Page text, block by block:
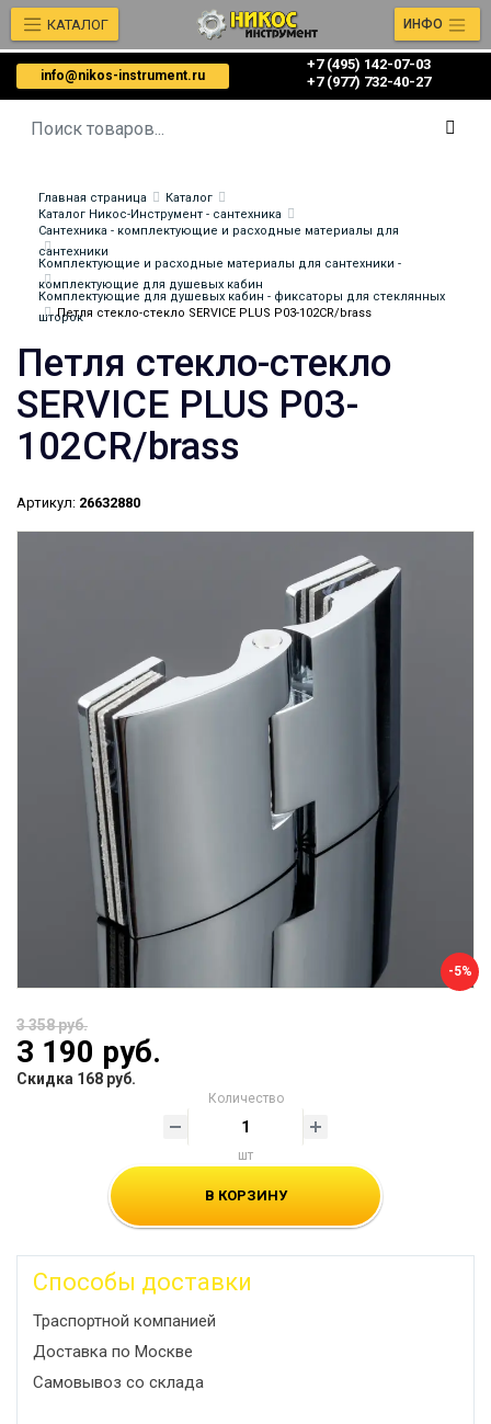
info@nikos-instrument.ru
+7 (495) 142-07-03
‎‎+7 (977) 732-40-27
КАТАЛОГ ИНФО
Главная страница
Каталог
Каталог Никос-Инструмент - сантехника
Сантехника - комплектующие и расходные материалы для
сантехники
Комплектующие и расходные материалы для сантехники -
комплектующие для душевых кабин
Комплектующие для душевых кабин - фиксаторы для стеклянных
шторок
Петля стекло-стекло SERVICE PLUS P03-102CR/brass
Петля стекло-стекло
SERVICE PLUS P03-
102CR/brass
Артикул: 26632880
-5%
3 358 руб.
3 190 руб.
Скидка 168 руб.
Количество
шт
В КОРЗИНУ
Способы доставки
Траспортной компанией
Доставка по Москве
Самовывоз со склада